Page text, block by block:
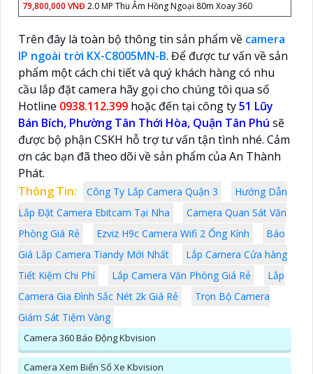
79,800,000 VNĐ 2.0 MP Thu Âm Hồng Ngoại 80m Xoay 360
Trên đây là toàn bộ thông tin sản phẩm về camera
IP ngoài trời KX-C8005MN-B. Để được tư vấn về sản
phẩm một cách chi tiết và quý khách hàng có nhu
cầu lắp đặt camera hãy gọi cho chúng tôi qua số
Hotline 0938.112.399 hoặc đến tại công ty51 Lũy
Bán Bích, Phường Tân Thới Hòa, Quận Tân Phú sẽ
được bộ phận CSKH hỗ trợ tư vấn tận tình nhé. Cảm
ơn các bạn đã theo dõi về sản phẩm của An Thành
Phát.
Thông Tin:
Công Ty Lắp Camera Quận 3
Hướng Dẫn
Lắp Đặt Camera Ebitcam Tại Nha
Camera Quan Sát Văn
Phòng Giá Rẻ
Ezviz H9c Camera Wifi 2 Ống Kính
Báo
Giá Lắp Camera Tiandy Mới Nhất
Lắp Camera Cửa hàng
Tiết Kiệm Chi Phí
Lắp Camera Văn Phòng Giá Rẻ
Lắp
Camera Gia Đình Sắc Nét 2k Giá Rẻ
Trọn Bộ Camera
Giám Sát Tiệm Vàng
Camera 360 Báo Động Kbvision
Camera Xem Biển Số Xe Kbvision